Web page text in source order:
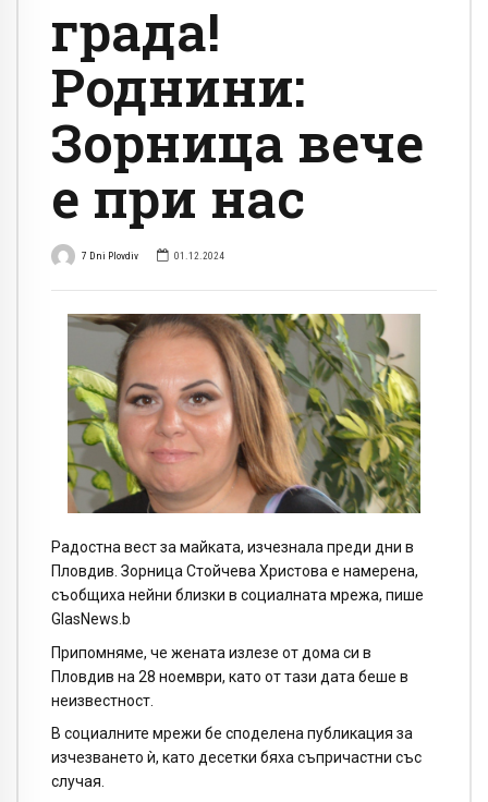
града!
Роднини:
Зорница вече
е при нас
7 Dni Plovdiv 01.12.2024
Радостна вест за майката, изчезнала преди дни в
Пловдив. Зорница Стойчева Христова е намерена,
съобщиха нейни близки в социалната мрежа, пише
GlasNews.b
Припомняме, че жената излезе от дома си в
Пловдив на 28 ноември, като от тази дата беше в
неизвестност.
В социалните мрежи бе споделена публикация за
изчезването ѝ, като десетки бяха съпричастни със
случая.